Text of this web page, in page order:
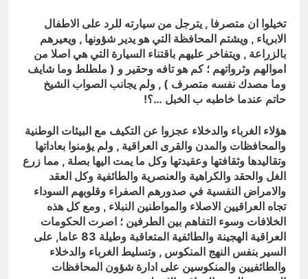
تخيلوا ان متصرفا , يترجل من سيارته للرد على الاطفال
الابرياء , ويشتم المحافظة التي هو يدير شؤونها , ويعيرهم
بالزراعة , ويتفاخر عليهم باقتناء السيارة التي هي اصلا من
اموالهم وثرواتهم ؛ كم هو تافه وحقير و ( ملطلط وما شايف
وما مصدك نفسه متصرف ) , ولم يجانب الصواب الشيخ
حاتم عندما خاطبه ب الخبل …؟!
هؤلاء الغرباء والدخلاء عجزوا عن التكيف مع البيئات الوطنية
والمحافظات والمدن والقرى العراقية , ولم يؤمنوا بعاداتها
وتقاليدها وثقافتها وعقيدتها وكل ما يمت اليها بصلة , مما زرع
الغل والحقد والكراهية والعنصرية والطائفية وكل العقد
والامراض النفسية في صدورهم الصفراء وقلوبهم السوداء
تجاه العراقيين الاصلاء والمواطنين النبلاء , ومع كل هذه
الخلافات وسوء التفاهم بين الطرفين ؛ اصرت الحكومات
العراقية الهجينة والطائفية المتعاقبة وطيلة 83 عاما, على
السير بنفس النهج المنكوس , وتسليط الغرباء والدخلاء
والطائفيين والمنكوسين على ادارة شؤون المحافظات